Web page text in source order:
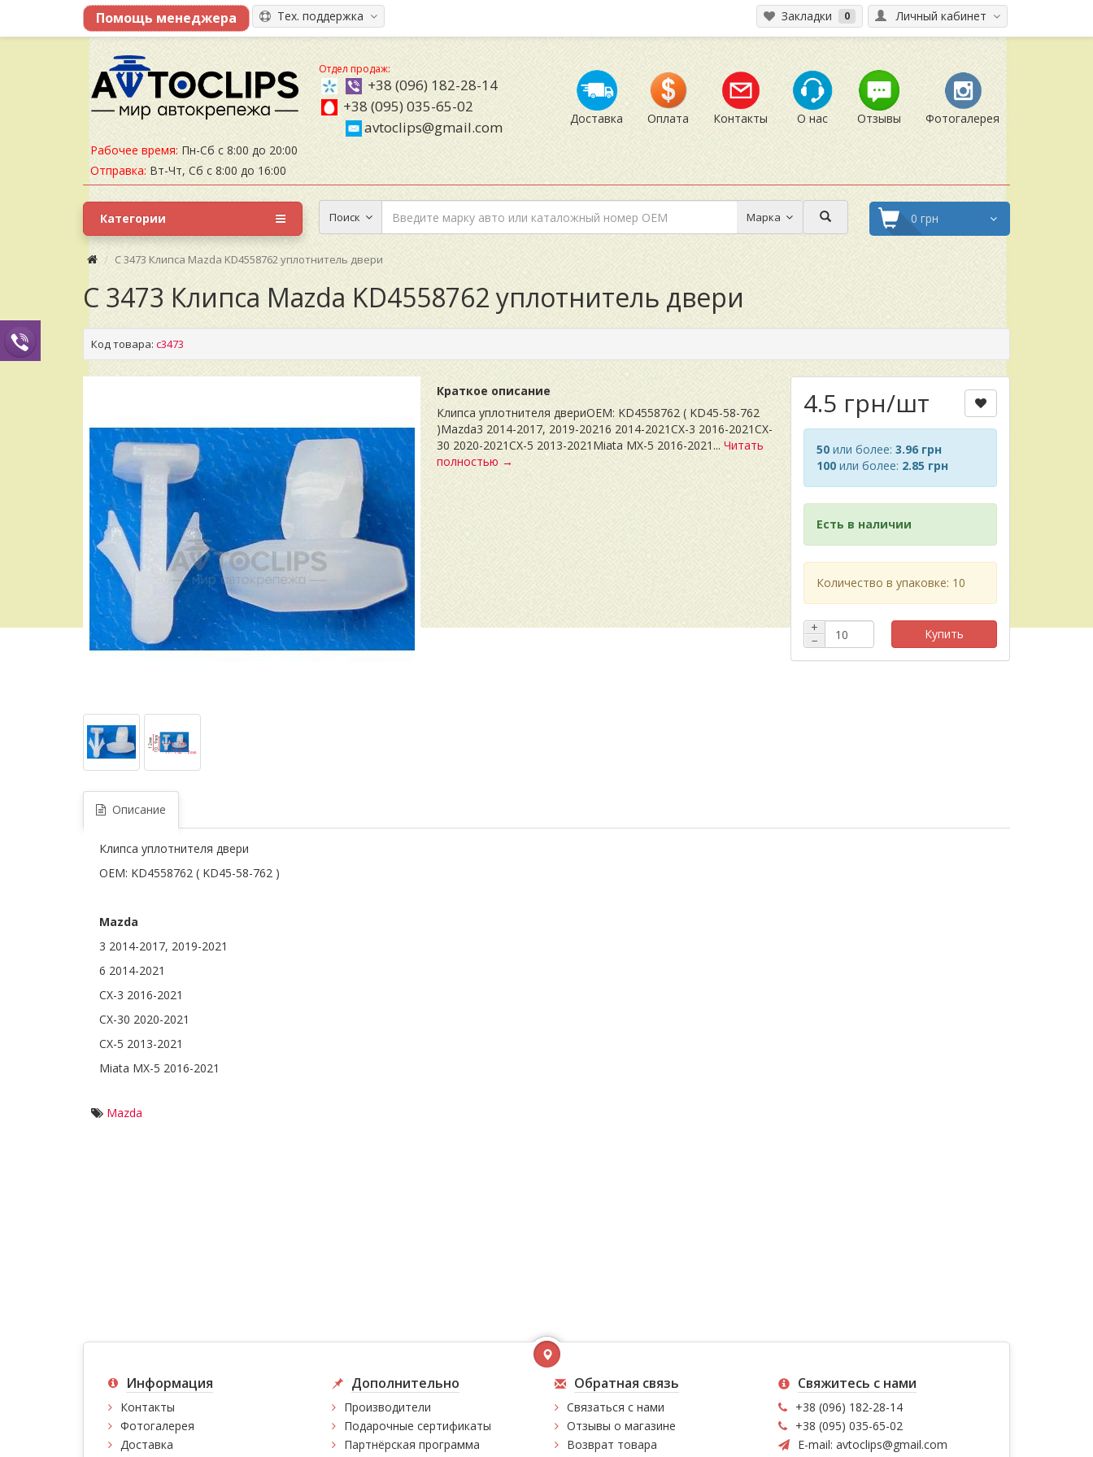
Личный кабинет
Тех. поддержка Закладки 0
Рабочее время: Пн-Сб с 8:00 до 20:00
Отправка: Вт-Чт, Сб с 8:00 до 16:00
Отдел продаж:
+38 (096) 182-28-14
+38 (095) 035-65-02
avtoclips@gmail.com
Доставка Оплата Контакты О нас Отзывы Фотогалерея
Поиск Марка 0 грн
Категории
C 3473 Клипса Mazda KD4558762 уплотнитель двери
C 3473 Клипса Mazda KD4558762 уплотнитель двери
Код товара: c3473
Краткое описание
Клипса уплотнителя двериOEM: KD4558762 ( KD45-58-762
)Mazda3 2014-2017, 2019-20216 2014-2021CX-3 2016-2021CX-
30 2020-2021CX-5 2013-2021Miata MX-5 2016-2021... Читать
полностью →
4.5 грн/шт
50 или более: 3.96 грн
100 или более: 2.85 грн
Есть в наличии
Количество в упаковке: 10
+
−
Купить
Описание
Клипса уплотнителя двери
OEM: KD4558762 ( KD45-58-762 )
Mazda
3 2014-2017, 2019-2021
6 2014-2021
CX-3 2016-2021
CX-30 2020-2021
CX-5 2013-2021
Miata MX-5 2016-2021
Mazda
Информация
Контакты
Фотогалерея
Доставка
Дополнительно
Производители
Подарочные сертификаты
Партнёрская программа
Обратная связь
Связаться с нами
Отзывы о магазине
Возврат товара
Свяжитесь с нами
+38 (096) 182-28-14
+38 (095) 035-65-02
E-mail: avtoclips@gmail.com